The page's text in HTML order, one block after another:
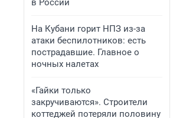
в России
На Кубани горит НПЗ из-за
атаки беспилотников: есть
пострадавшие. Главное о
ночных налетах
«Гайки только
закручиваются». Строители
коттеджей потеряли половину